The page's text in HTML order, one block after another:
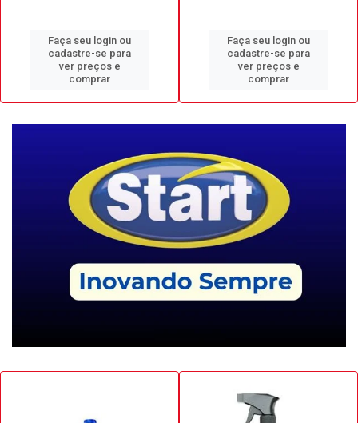
Faça seu login ou
cadastre-se para
ver preços e
comprar
Faça seu login ou
cadastre-se para
ver preços e
comprar